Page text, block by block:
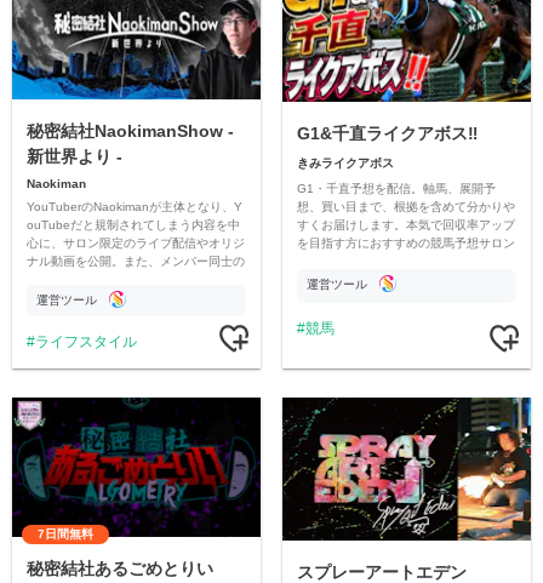
秘密結社NaokimanShow -
新世界より -
Naokiman
YouTuberのNaokimanが主体となり、Y
ouTubeだと規制されてしまう内容を中
心に、サロン限定のライブ配信やオリジ
ナル動画を公開。また、メンバー同士の
ただいています。
運営ツール
ライフスタイル
G1&千直ライクアボス‼️
きみライクアボス
G1・千直予想を配信。軸馬、展開予
想、買い目まで、根拠を含めて分かりや
すくお届けします。本気で回収率アップ
を目指す方におすすめの競馬予想サロン
運営ツール
競馬
7日間無料
秘密結社あるごめとりい スプレーアートエデン